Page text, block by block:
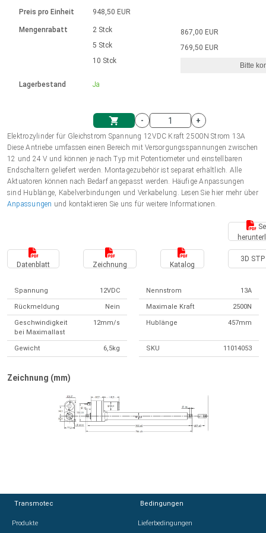
Einheitssystem
Einkaufswagen
Hubmagnete
230 - 50 Hz | 110 - 60 Hz
Drehzahlregelung für die AIS-Serie
Bürstenlose Gleichstrommotoren
mit Planetengetriebe und internem
Ø 28-42| 1-1400 rpm | <= 290Ncm
Bürstenlose DC Motor Controller
Gleichstrommotoren mit
Schneckengetriebe und Bürsten
Ø43-124mm | 31-425rpm | ≤ 41Nm
Treiber für Gleichstrommotoren mit
Synchron-Asynchron | für 1-4 Elektrozylinder
Synchron-Asynchron | für 1-4 Elektrozylinder
Français (EUR)
Polski (EUR)
Norsk (NOK)
Suomi (EUR)
Preis pro Einheit
Mengenrabatt
Lagerbestand
948,50 EUR
2 Stck
5 Stck
10 Stck
Ja
867,00 EUR
769,50 EUR
Bitte
-
+
Elektrozylinder für Gleichstrom Spannung 12VDC Kraft 2500N Strom 13A
Diese Antriebe umfassen einen Bereich mit Versorgungsspannungen zwischen
12 und 24 V und können je nach Typ mit Potentiometer und einstellbaren
Endschaltern geliefert werden. Montagezubehör ist separat erhältlich. Alle
Aktuatoren können nach Bedarf angepasst werden. Häufige Anpassungen
sind Hublänge, Kabelverbindungen und Verkabelung. Lesen Sie hier mehr über
Anpassungen und kontaktieren Sie uns für weitere Informationen.
Datenblatt Zeichnung Katalog
3D STP
Spannung 12VDC Nennstrom 13A
Rückmeldung Nein Maximale Kraft 2500N
Geschwindigkeit
bei Maximallast
12mm/s Hublänge 457mm
Gewicht 6,5kg SKU 11014053
Zeichnung (mm)
Transmotec
Produkte
Bedingungen
Lieferbedingungen
Transmotec
Produkte
Bedingungen
Lieferbedingungen